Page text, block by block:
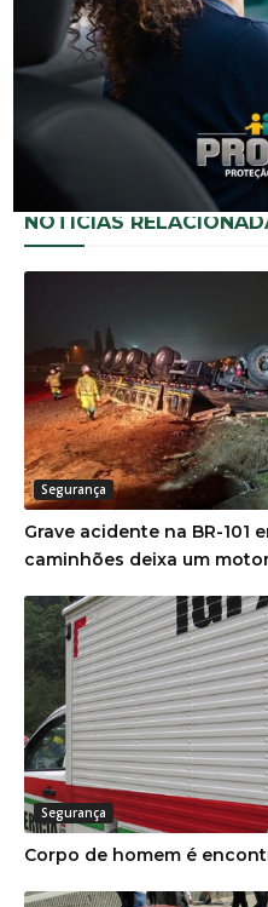
NOTÍCIAS
Segurança
Grave acidente na BR-101
caminhões deixa um
Segurança
Corpo de homem é